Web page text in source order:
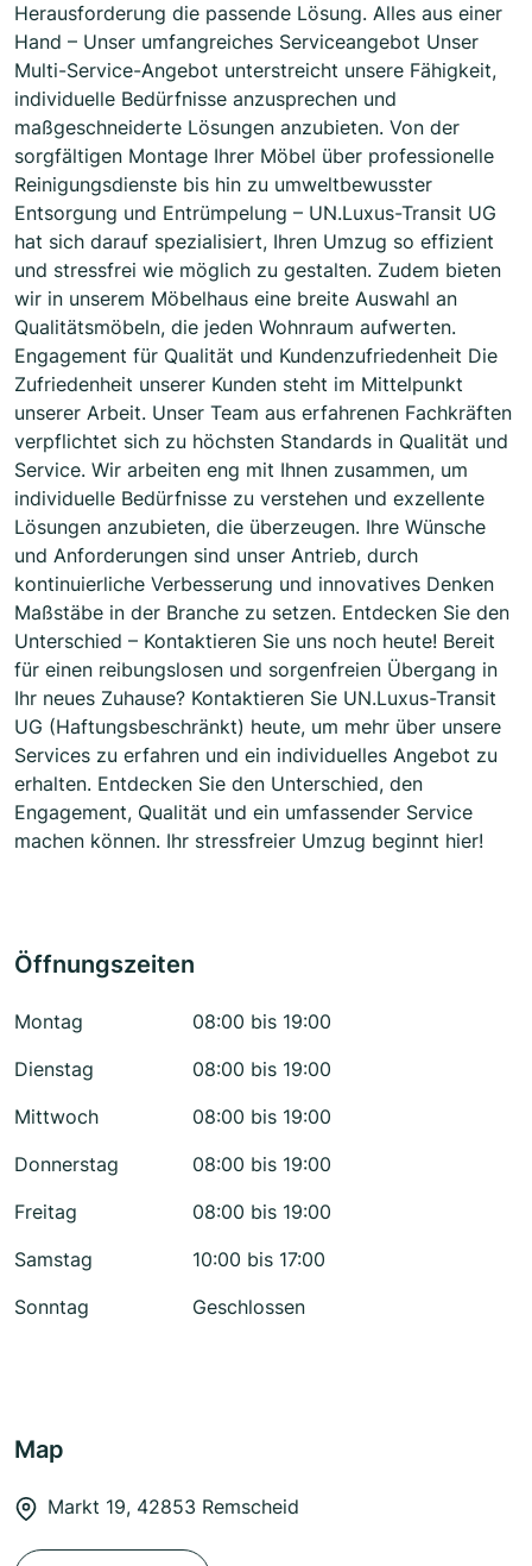
Herausforderung die passende Lösung. Alles aus einer
Hand – Unser umfangreiches Serviceangebot Unser
Multi-Service-Angebot unterstreicht unsere Fähigkeit,
individuelle Bedürfnisse anzusprechen und
maßgeschneiderte Lösungen anzubieten. Von der
sorgfältigen Montage Ihrer Möbel über professionelle
Reinigungsdienste bis hin zu umweltbewusster
Entsorgung und Entrümpelung – UN.Luxus-Transit UG
hat sich darauf spezialisiert, Ihren Umzug so effizient
und stressfrei wie möglich zu gestalten. Zudem bieten
wir in unserem Möbelhaus eine breite Auswahl an
Qualitätsmöbeln, die jeden Wohnraum aufwerten.
Engagement für Qualität und Kundenzufriedenheit Die
Zufriedenheit unserer Kunden steht im Mittelpunkt
unserer Arbeit. Unser Team aus erfahrenen Fachkräften
verpflichtet sich zu höchsten Standards in Qualität und
Service. Wir arbeiten eng mit Ihnen zusammen, um
individuelle Bedürfnisse zu verstehen und exzellente
Lösungen anzubieten, die überzeugen. Ihre Wünsche
und Anforderungen sind unser Antrieb, durch
kontinuierliche Verbesserung und innovatives Denken
Maßstäbe in der Branche zu setzen. Entdecken Sie den
Unterschied – Kontaktieren Sie uns noch heute! Bereit
für einen reibungslosen und sorgenfreien Übergang in
Ihr neues Zuhause? Kontaktieren Sie UN.Luxus-Transit
UG (Haftungsbeschränkt) heute, um mehr über unsere
Services zu erfahren und ein individuelles Angebot zu
erhalten. Entdecken Sie den Unterschied, den
Engagement, Qualität und ein umfassender Service
machen können. Ihr stressfreier Umzug beginnt hier!
Öffnungszeiten
Montag
08:00 bis 19:00
Dienstag
08:00 bis 19:00
Mittwoch
08:00 bis 19:00
Donnerstag
08:00 bis 19:00
Freitag
08:00 bis 19:00
Samstag
10:00 bis 17:00
Sonntag
Geschlossen
Map
Markt 19, 42853 Remscheid